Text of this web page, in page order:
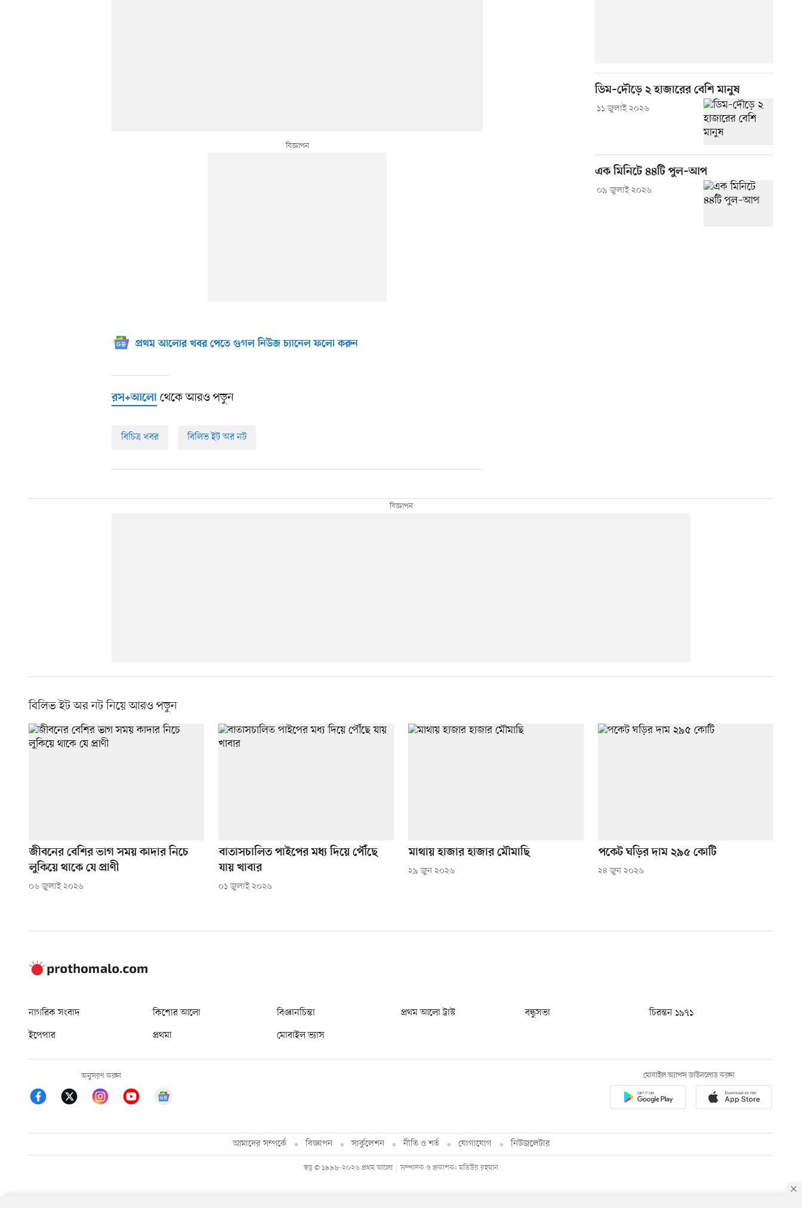
প্রথম আলোর খবর পেতে গুগল নিউজ চ্যানেল ফলো করুন
রস+আলো থেকে আরও পড়ুন
বিচিত্র খবর বিলিভ ইট অর নট
ডিম–দৌড়ে ২ হাজারের বেশি মানুষ
১১ জুলাই ২০২৬
এক মিনিটে ৪৪টি পুল–আপ
০৯ জুলাই ২০২৬
বিলিভ ইট অর নট নিয়ে আরও পড়ুন
জীবনের বেশির ভাগ সময় কাদার নিচে
লুকিয়ে থাকে যে প্রাণী
০৬ জুলাই ২০২৬
বাতাসচালিত পাইপের মধ্য দিয়ে পৌঁছে
যায় খাবার
০১ জুলাই ২০২৬
মাথায় হাজার হাজার মৌমাছি
২৯ জুন ২০২৬
পকেট ঘড়ির দাম ২৯৫ কোটি
২৪ জুন ২০২৬
নাগরিক সংবাদ কিশোর আলো বিজ্ঞানচিন্তা প্রথম আলো ট্রাস্ট বন্ধুসভা
চিরন্তন ১৯৭১
ইপেপার
প্রথমা মোবাইল ভ্যাস
অনুসরণ করুন মোবাইল অ্যাপস ডাউনলোড করুন
আমাদের সম্পর্কে বিজ্ঞাপন সার্কুলেশন নীতি ও শর্ত যোগাযোগ নিউজলেটার
স্বত্ব © ১৯৯৮-২০২৬ প্রথম আলো সম্পাদক ও প্রকাশক: মতিউর রহমান